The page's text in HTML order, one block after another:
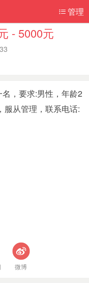
管理
- 5000元
，要求:男性，年龄2
服从管理，联系电话:
微博